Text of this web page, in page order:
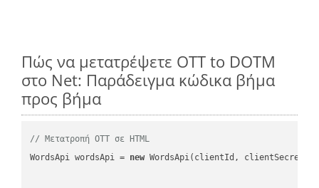
Πώς να μετατρέψετε OTT to DOTM
στο Net: Παράδειγμα κώδικα βήμα
προς βήμα
// Μετατροπή OTT σε HTML
WordsApi wordsApi = new WordsApi(clientId, clientSecret);